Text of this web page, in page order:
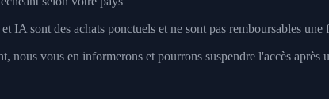
IA sont des achats ponctuels et ne sont pas remboursables une
nous vous en informerons et pourrons suspendre l'accès après